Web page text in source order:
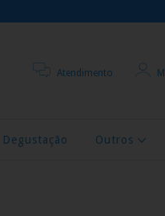
Atendimento
Degustação Outros